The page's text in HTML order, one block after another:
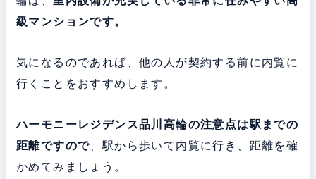
級マンションです。
気になるのであれば、他の人が契約する前に内覧に
行くことをおすすめします。
ハーモニーレジデンス品川高輪の注意点は駅までの
距離ですので 、駅から歩いて内覧に行き、距離を確
かめてみましょう。